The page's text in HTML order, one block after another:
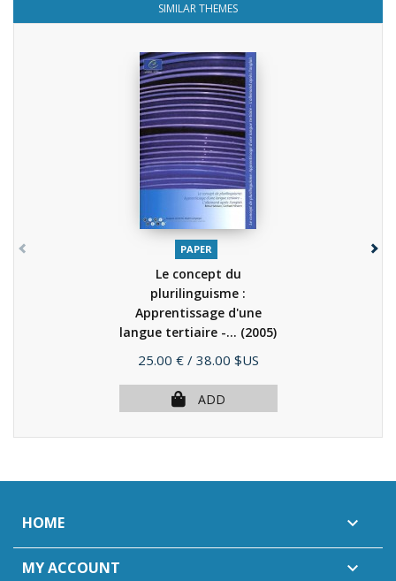
SIMILAR THEMES
PAPER
Le concept du
plurilinguisme :
Apprentissage d'une
langue tertiaire -... (2005)
Price
25.00 € / 38.00 $US
ADD
HOME 
MY ACCOUNT 